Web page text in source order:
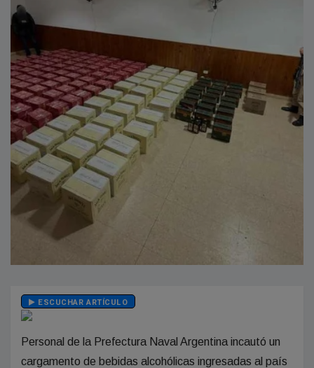
ESCUCHAR ARTÍCULO
Personal de la Prefectura Naval Argentina incautó un
cargamento de bebidas alcohólicas ingresadas al país